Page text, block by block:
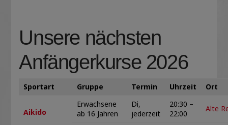
Unsere nächsten
Anfängerkurse 2026
Sportart Gruppe Termin Uhrzeit Ort
Aikido
Erwachsene
ab 16 Jahren
Di,
jederzeit
20:30 –
22:00
Alte